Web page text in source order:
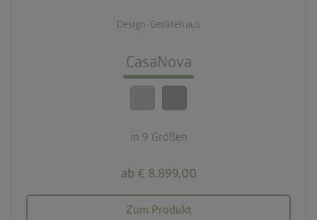
Design-Gerätehaus
CasaNova
in 9 Größen
ab € 8.899,00
Zum Produkt
Beste Sicherheitsstandards
calendar_month